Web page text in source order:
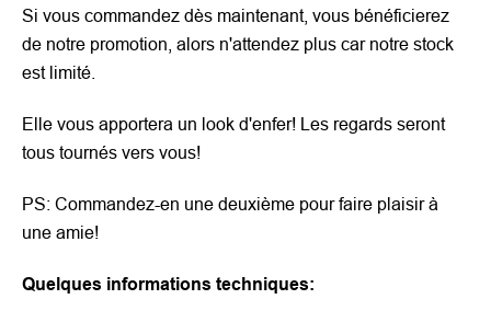
Si vous commandez dès maintenant, vous bénéficierez
de notre promotion, alors n'attendez plus car notre stock
est limité.
Elle vous apportera un look d'enfer! Les regards seront
tous tournés vers vous!
PS: Commandez-en une deuxième pour faire plaisir à
une amie!
Quelques informations techniques: